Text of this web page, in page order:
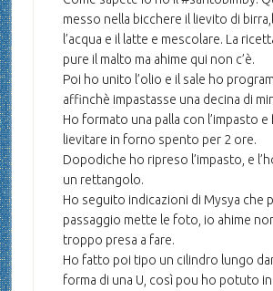
messo nella bicchere il lievito di
l’acqua e il latte e mescolare. La
pure il malto ma ahime qui non c’è.
Poi ho unito l’olio e il sale ho
affinchè impastasse una decina di
Ho formato una palla con l’impasto
lievitare in forno spento per 2 ore.
Dopodiche ho ripreso l’impasto, e
un rettangolo.
Ho seguito indicazioni di Mysya che
passaggio mette le foto, io ahime
troppo presa a fare.
Ho fatto poi tipo un cilindro lungo
forma di una U, così pou ho potuto